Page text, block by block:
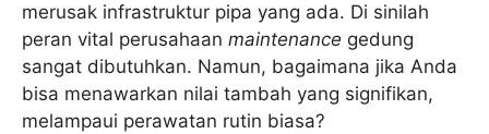
merusak infrastruktur pipa yang ada. Di sinilah
peran vital perusahaan maintenance gedung
sangat dibutuhkan. Namun, bagaimana jika Anda
bisa menawarkan nilai tambah yang signifikan,
melampaui perawatan rutin biasa?